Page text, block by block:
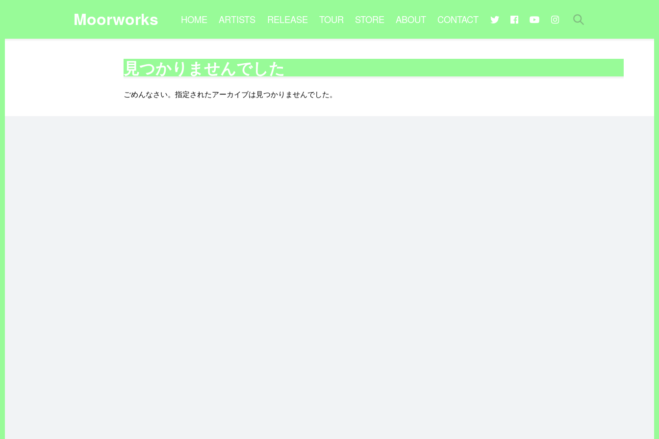
Moorworks HOME ARTISTS RELEASE TOUR STORE ABOUT CONTACT
見つかりませんでした
ごめんなさい。指定されたアーカイブは見つかりませんでした。